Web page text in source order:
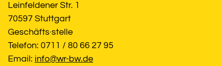
Leinfeldener Str. 1
70597 Stuttgart
Geschäfts·stelle
Telefon: 0711 / 80 66 27 95
Email: info@wr-bw.de